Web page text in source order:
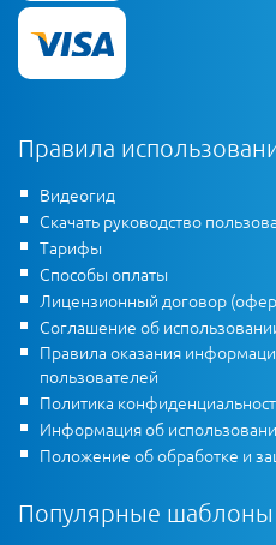
Правила
Видеогид
Скачать руководство
Тарифы
Способы оплаты
Лицензионный договор
Соглашение об
Правила оказания
пользователей
Политика
Информация об
Положение об обработке и
Популярные шаблоны